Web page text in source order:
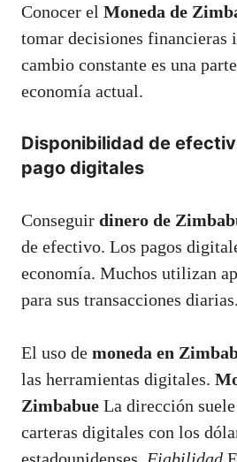
Conocer el Moneda de
tomar decisiones financieras
cambio constante es una
economía actual.
Disponibilidad de
pago digitales
Conseguir dinero de
de efectivo. Los pagos
economía. Muchos utilizan
para sus transacciones diarias.
El uso de moneda en
las herramientas digitales.
Zimbabue La dirección
carteras digitales con los
estadounidenses. Fiabilidad